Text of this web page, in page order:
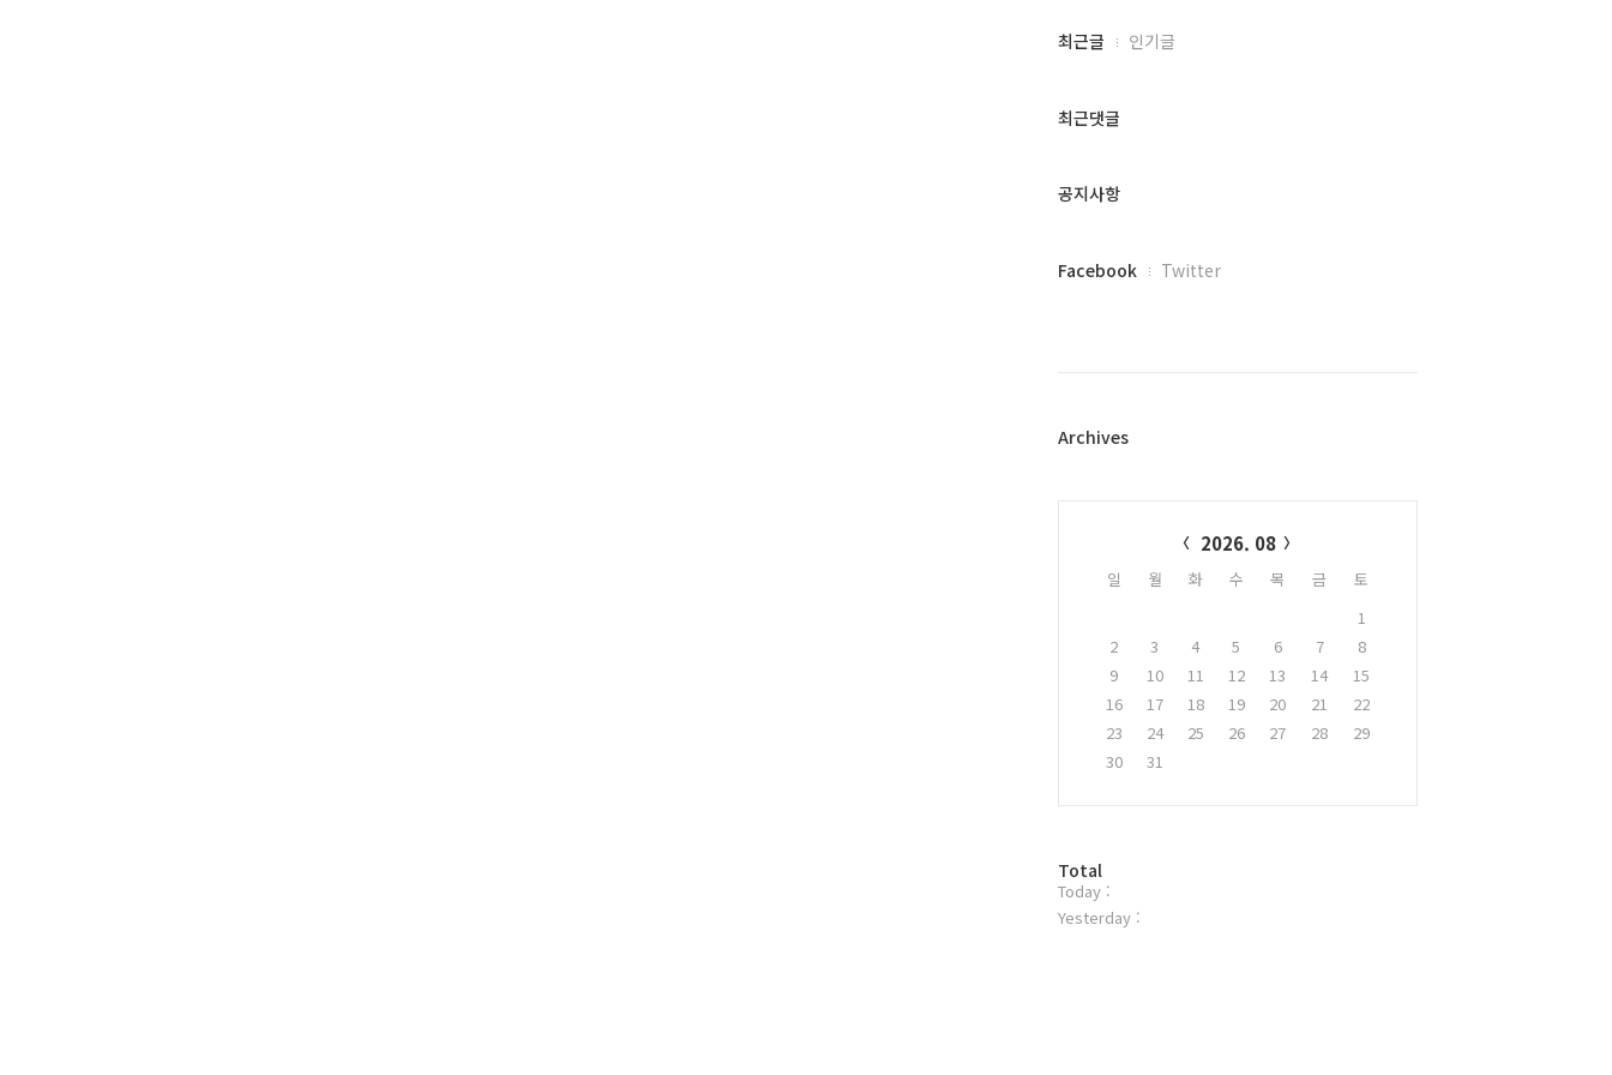
최
과
글
최근글 인기글
최근댓글
공지사항
페
플
Facebook Twitter
Archives
2026. 08
일 월 화 수 목 금
토
1
2
3 4 5 6 7
8
9
10 11 12 13 14
15
16
17 18 19 20 21
22
23
24 25 26 27 28
29
30
31
방
문
자
Total
Today :
Yesterday :